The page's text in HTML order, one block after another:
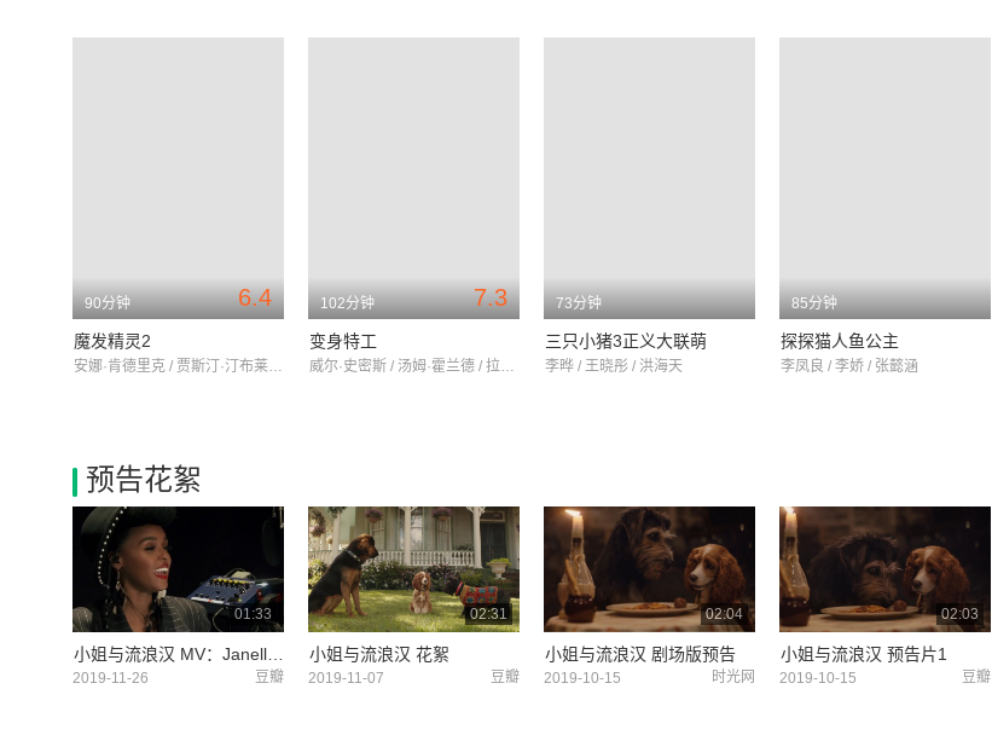
6.4
90分钟
魔发精灵2
安娜·肯德里克 / 贾斯汀·汀布莱克 / 蕾切尔·布鲁姆
7.3
102分钟
变身特工
威尔·史密斯 / 汤姆·霍兰德 / 拉什达·琼斯
73分钟
三只小猪3正义大联萌
李晔 / 王晓彤 / 洪海天
85分钟
探探猫人鱼公主
李凤良 / 李娇 / 张懿涵
预告花絮
01:33
2019-11-26 豆瓣
02:31
小姐与流浪汉 花絮
2019-11-07 豆瓣
02:04
小姐与流浪汉 剧场版预告
2019-10-15 时光网
02:03
小姐与流浪汉 预告片1
2019-10-15 豆瓣